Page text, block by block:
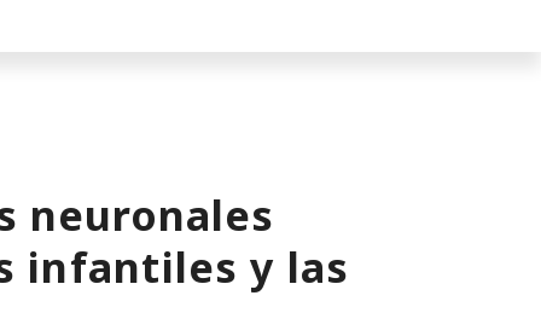
neuronales
infantiles y las